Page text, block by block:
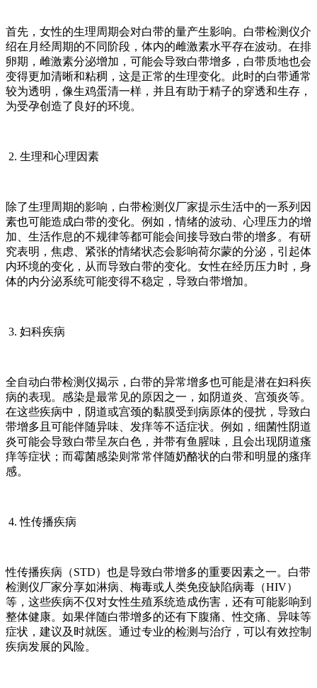
首先，女性的生理周期会对白带的量产生影响。白带检测仪介
绍在月经周期的不同阶段，体内的雌激素水平存在波动。在排
卵期，雌激素分泌增加，可能会导致白带增多，白带质地也会
变得更加清晰和粘稠，这是正常的生理变化。此时的白带通常
较为透明，像生鸡蛋清一样，并且有助于精子的穿透和生存，
为受孕创造了良好的环境。
2. 生理和心理因素
除了生理周期的影响，白带检测仪厂家提示生活中的一系列因
素也可能造成白带的变化。例如，情绪的波动、心理压力的增
加、生活作息的不规律等都可能会间接导致白带的增多。有研
究表明，焦虑、紧张的情绪状态会影响荷尔蒙的分泌，引起体
内环境的变化，从而导致白带的变化。女性在经历压力时，身
体的内分泌系统可能变得不稳定，导致白带增加。
3. 妇科疾病
全自动白带检测仪揭示，白带的异常增多也可能是潜在妇科疾
病的表现。感染是最常见的原因之一，如阴道炎、宫颈炎等。
在这些疾病中，阴道或宫颈的黏膜受到病原体的侵扰，导致白
带增多且可能伴随异味、发痒等不适症状。例如，细菌性阴道
炎可能会导致白带呈灰白色，并带有鱼腥味，且会出现阴道瘙
痒等症状；而霉菌感染则常常伴随奶酪状的白带和明显的瘙痒
感。
4. 性传播疾病
性传播疾病（STD）也是导致白带增多的重要因素之一。白带
检测仪厂家分享如淋病、梅毒或人类免疫缺陷病毒（HIV）
等，这些疾病不仅对女性生殖系统造成伤害，还有可能影响到
整体健康。如果伴随白带增多的还有下腹痛、性交痛、异味等
症状，建议及时就医。通过专业的检测与治疗，可以有效控制
疾病发展的风险。